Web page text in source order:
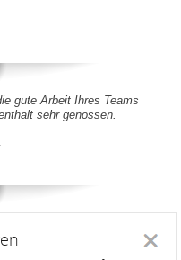
gute Arbeit Ihres Teams
sehr genossen.
a pleasure to stay at your